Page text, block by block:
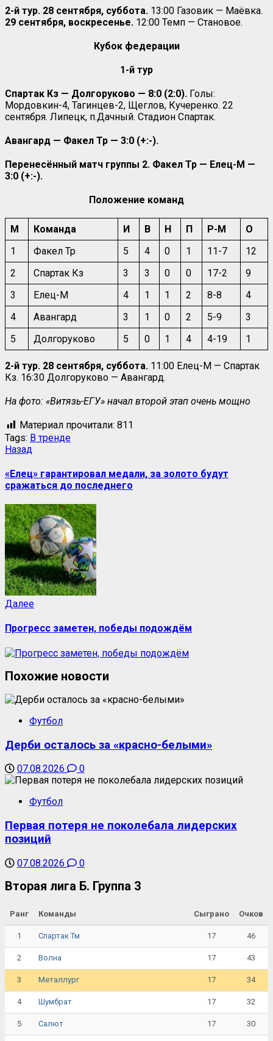
2-й тур. 28 сентября, суббота. 13:00 Газовик — Маёвка.
29 сентября, воскресенье. 12:00 Темп — Становое.
Кубок федерации
1-й тур
Спартак Кз — Долгоруково — 8:0 (2:0). Голы:
Мордовкин-4, Тагинцев-2, Щеглов, Кучеренко. 22
сентября. Липецк, п.Дачный. Стадион Спартак.
Авангард — Факел Тр — 3:0 (+:-).
Перенесённый матч группы 2. Факел Тр — Елец-М —
3:0 (+:-).
Положение команд
М Команда И В Н П Р-М
О
1
Факел Тр 5 4 0 1 11-7
12
2
Спартак Кз 3 3 0 0 17-2
9
3
Елец-М 4 1 1 2 8-8
4
4
Авангард 3 1 0 2 5-9
3
5
Долгоруково 5 0 1 4 4-19 1
2-й тур. 28 сентября, суббота. 11:00 Елец-М — Спартак
Кз. 16:30 Долгоруково — Авангард.
На фото: «Витязь-ЕГУ» начал второй этап очень мощно
Материал прочитали: 811
Tags: В тренде
Назад
«Елец» гарантировал медали, за золото будут
сражаться до последнего
Далее
Прогресс заметен, победы подождём
Похожие новости
Футбол
Дерби осталось за «красно-белыми»
07.08.2026 0
Футбол
Первая потеря не поколебала лидерских
позиций
07.08.2026 0
Вторая лига Б. Группа 3
Ранг Команды Сыграно Очков
1 Спартак Тм 17 46
2 Волна 17 43
3 Металлург 17 34
4 Шумбрат 17 32
5 Салют 17 30